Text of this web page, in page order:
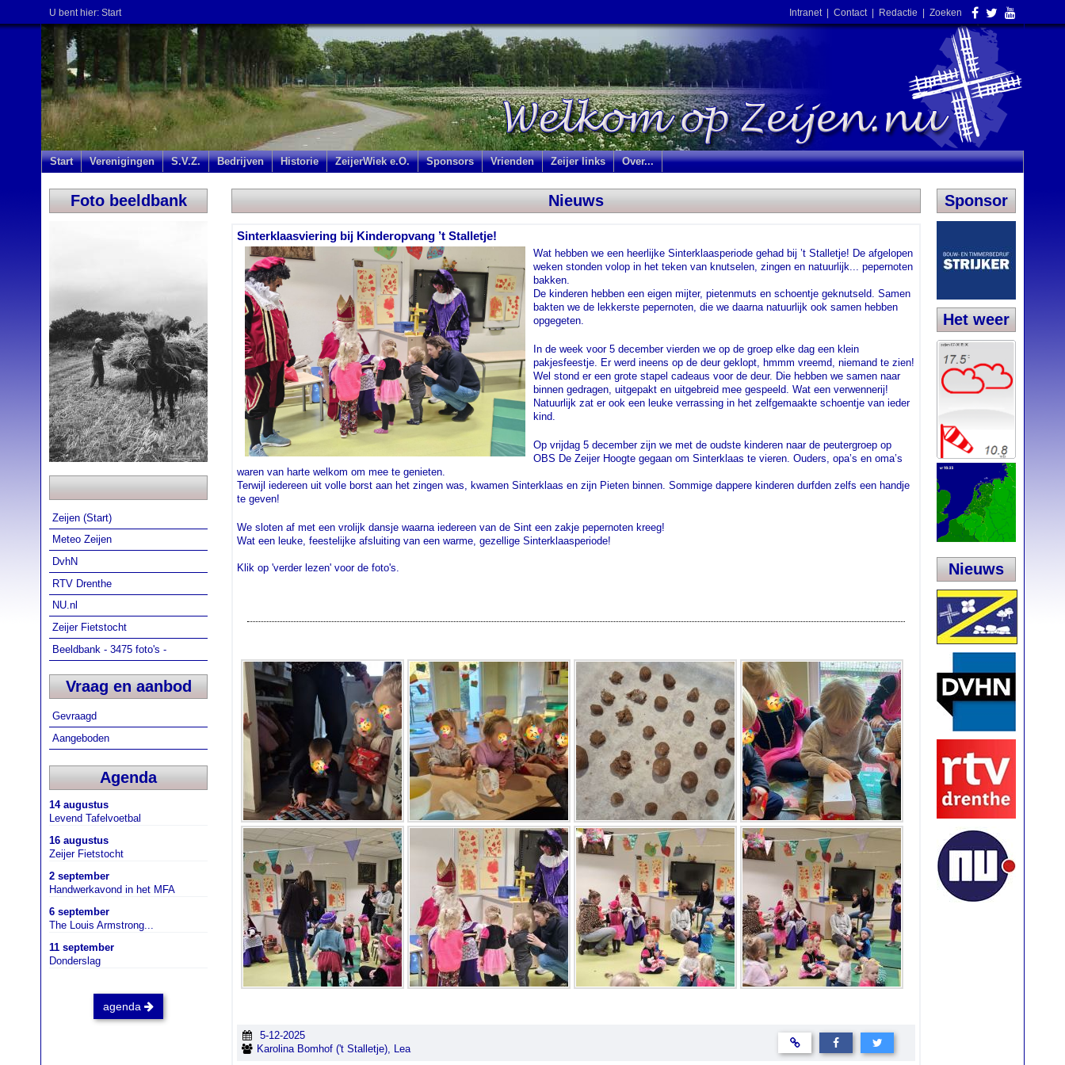
U bent hier: Start Intranet| Contact| Redactie Zoeken
Start Verenigingen S.V.Z. Bedrijven Historie ZeijerWiek e.O. Sponsors Vrienden Zeijer links Over...
Foto beeldbank
Zeijen (Start)
Meteo Zeijen
DvhN
RTV Drenthe
NU.nl
Zeijer Fietstocht
Beeldbank - 3475 foto's -
Vraag en aanbod
Gevraagd
Aangeboden
Agenda
14 augustus
Levend Tafelvoetbal
16 augustus
Zeijer Fietstocht
2 september
Handwerkavond in het MFA
6 september
The Louis Armstrong...
11 september
Donderslag
agenda
Sponsor
Het weer
Nieuws
Nieuws
Sinterklaasviering bij Kinderopvang ’t Stalletje!
Wat hebben we een heerlijke Sinterklaasperiode gehad bij ’t Stalletje! De afgelopen
weken stonden volop in het teken van knutselen, zingen en natuurlijk... pepernoten
bakken.
De kinderen hebben een eigen mijter, pietenmuts en schoentje geknutseld. Samen
bakten we de lekkerste pepernoten, die we daarna natuurlijk ook samen hebben
opgegeten.
In de week voor 5 december vierden we op de groep elke dag een klein
pakjesfeestje. Er werd ineens op de deur geklopt, hmmm vreemd, niemand te zien!
Wel stond er een grote stapel cadeaus voor de deur. Die hebben we samen naar
binnen gedragen, uitgepakt en uitgebreid mee gespeeld. Wat een verwennerij!
Natuurlijk zat er ook een leuke verrassing in het zelfgemaakte schoentje van ieder
kind.
Op vrijdag 5 december zijn we met de oudste kinderen naar de peutergroep op
OBS De Zeijer Hoogte gegaan om Sinterklaas te vieren. Ouders, opa’s en oma’s
waren van harte welkom om mee te genieten.
Terwijl iedereen uit volle borst aan het zingen was, kwamen Sinterklaas en zijn Pieten binnen. Sommige dappere kinderen durfden zelfs een handje
te geven!
We sloten af met een vrolijk dansje waarna iedereen van de Sint een zakje pepernoten kreeg!
Wat een leuke, feestelijke afsluiting van een warme, gezellige Sinterklaasperiode!
Klik op 'verder lezen' voor de foto's.
5-12-2025
Karolina Bomhof ('t Stalletje), Lea